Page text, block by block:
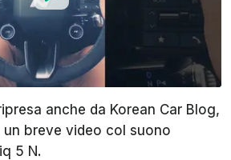
anche da Korean Car Blog,
breve video col suono
5 N.